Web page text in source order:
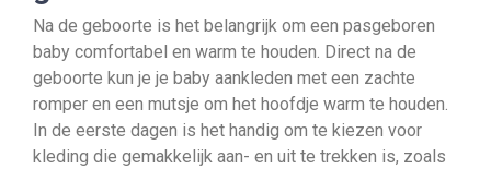
Na de geboorte is het belangrijk om een pasgeboren
baby comfortabel en warm te houden. Direct na de
geboorte kun je je baby aankleden met een zachte
romper en een mutsje om het hoofdje warm te houden.
In de eerste dagen is het handig om te kiezen voor
kleding die gemakkelijk aan- en uit te trekken is, zoals